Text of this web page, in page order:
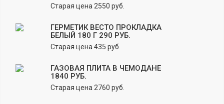
Старая цена 2550 руб.
ГЕРМЕТИК ВЕСТО ПРОКЛАДКА
БЕЛЫЙ 180 Г 290 РУБ.
Старая цена 435 руб.
ГАЗОВАЯ ПЛИТА В ЧЕМОДАНЕ
1840 РУБ.
Старая цена 2760 руб.